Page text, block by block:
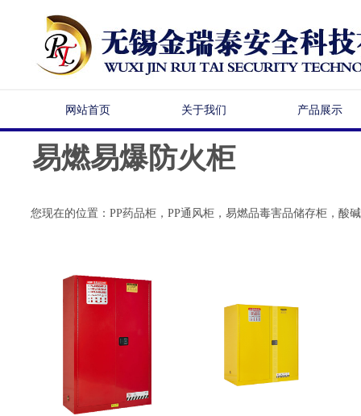
网站首页 关于我们 产品展示
幻灯片
您现在的位置： PP药品柜，PP通风柜，易燃品毒害品储存柜，酸
易燃易爆防火柜